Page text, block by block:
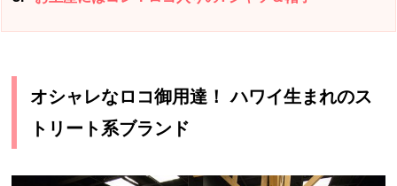
オシャレなロコ御用達！ ハワイ生まれのス
トリート系ブランド